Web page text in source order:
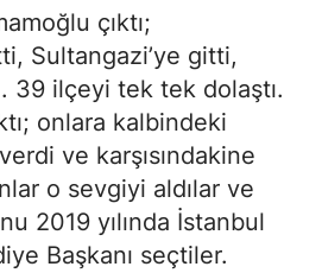
çıktı;
Sultangazi’ye gitti,
39 ilçeyi tek tek dolaştı.
onlara kalbindeki
ve karşısındakine
o sevgiyi aldılar ve
2019 yılında İstanbul
Başkanı seçtiler.